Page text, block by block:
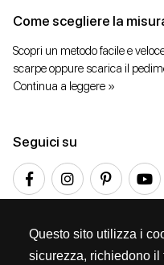
Questo sito utilizza i
sicurezza, richiedono
Come scegliere la
Scopri un metodo facile e
scarpe oppure scarica il
Continua a leggere »
Seguici su